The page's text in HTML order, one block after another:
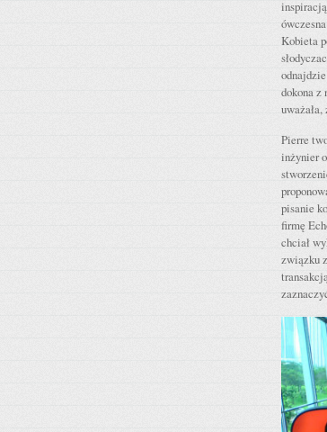
Kobieta
dokona z
Pierre
inżynier
pisanie
firmę
chciał
związku